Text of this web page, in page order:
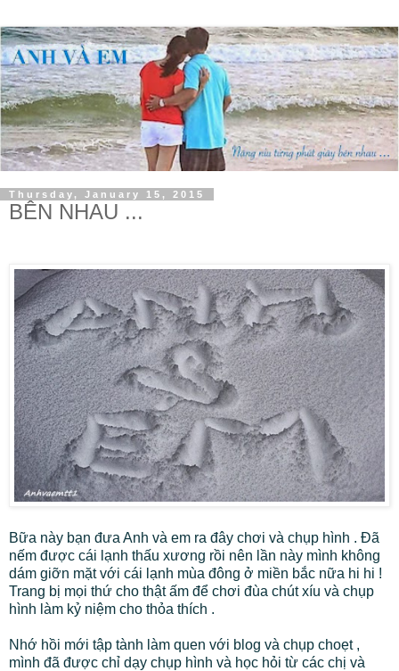
Thursday, January 15, 2015
BÊN NHAU ...
Bữa này bạn đưa Anh và em ra đây chơi và chụp hình . Đã
nếm được cái lạnh thấu xương rồi nên lần này mình không
dám giỡn mặt với cái lạnh mùa đông ở miền bắc nữa hi hi !
Trang bị mọi thứ cho thật ấm để chơi đùa chút xíu và chụp
hình làm kỷ niệm cho thỏa thích .
Nhớ hồi mới tập tành làm quen với blog và chụp choẹt ,
mình đã được chỉ dạy chụp hình và học hỏi từ các chị và